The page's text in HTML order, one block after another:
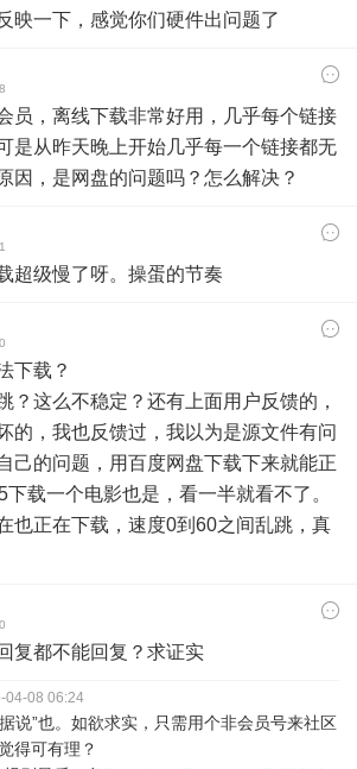
映一下，感觉你们硬件出问题了
员，离线下载非常好用，几乎每个链接
是从昨天晚上开始几乎每一个链接都无
因，是网盘的问题吗？怎么解决？
超级慢了呀。操蛋的节奏
下载？
？这么不稳定？还有上面用户反馈的，
的，我也反馈过，我以为是源文件有问
己的问题，用百度网盘下载下来就能正
载一个电影也是，看一半就看不了。
也正在下载，速度0到60之间乱跳，真
复都不能回复？求证实
04-08 06:24
据说”也。如欲求实，只需用个非会员号来社区
得可有理？